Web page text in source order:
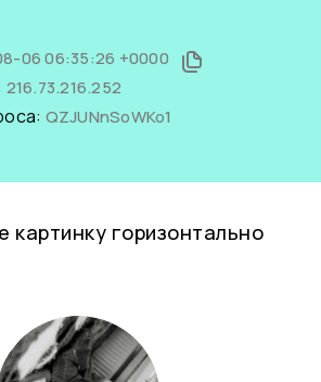
06 06:35:26 +0000
216.73.216.252
QZJUNnSoWKo1
картинку горизонтально